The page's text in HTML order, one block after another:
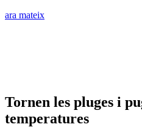
ara mateix
Tornen les pluges i
temperatures